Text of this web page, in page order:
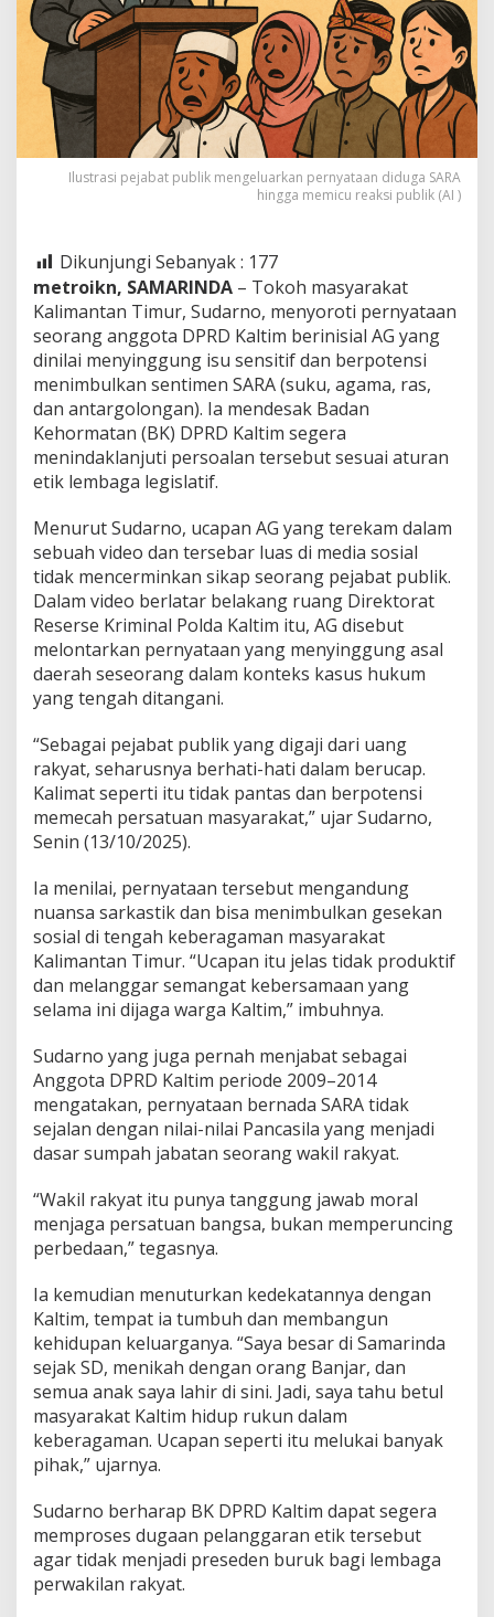
Ilustrasi pejabat publik mengeluarkan pernyataan diduga SARA
hingga memicu reaksi publik (AI )
Dikunjungi Sebanyak : 177
metroikn, SAMARINDA – Tokoh masyarakat
Kalimantan Timur, Sudarno, menyoroti pernyataan
seorang anggota DPRD Kaltim berinisial AG yang
dinilai menyinggung isu sensitif dan berpotensi
menimbulkan sentimen SARA (suku, agama, ras,
dan antargolongan). Ia mendesak Badan
Kehormatan (BK) DPRD Kaltim segera
menindaklanjuti persoalan tersebut sesuai aturan
etik lembaga legislatif.
Menurut Sudarno, ucapan AG yang terekam dalam
sebuah video dan tersebar luas di media sosial
tidak mencerminkan sikap seorang pejabat publik.
Dalam video berlatar belakang ruang Direktorat
Reserse Kriminal Polda Kaltim itu, AG disebut
melontarkan pernyataan yang menyinggung asal
daerah seseorang dalam konteks kasus hukum
yang tengah ditangani.
“Sebagai pejabat publik yang digaji dari uang
rakyat, seharusnya berhati-hati dalam berucap.
Kalimat seperti itu tidak pantas dan berpotensi
memecah persatuan masyarakat,” ujar Sudarno,
Senin (13/10/2025).
Ia menilai, pernyataan tersebut mengandung
nuansa sarkastik dan bisa menimbulkan gesekan
sosial di tengah keberagaman masyarakat
Kalimantan Timur. “Ucapan itu jelas tidak produktif
dan melanggar semangat kebersamaan yang
selama ini dijaga warga Kaltim,” imbuhnya.
Sudarno yang juga pernah menjabat sebagai
Anggota DPRD Kaltim periode 2009–2014
mengatakan, pernyataan bernada SARA tidak
sejalan dengan nilai-nilai Pancasila yang menjadi
dasar sumpah jabatan seorang wakil rakyat.
“Wakil rakyat itu punya tanggung jawab moral
menjaga persatuan bangsa, bukan memperuncing
perbedaan,” tegasnya.
Ia kemudian menuturkan kedekatannya dengan
Kaltim, tempat ia tumbuh dan membangun
kehidupan keluarganya. “Saya besar di Samarinda
sejak SD, menikah dengan orang Banjar, dan
semua anak saya lahir di sini. Jadi, saya tahu betul
masyarakat Kaltim hidup rukun dalam
keberagaman. Ucapan seperti itu melukai banyak
pihak,” ujarnya.
Sudarno berharap BK DPRD Kaltim dapat segera
memproses dugaan pelanggaran etik tersebut
agar tidak menjadi preseden buruk bagi lembaga
perwakilan rakyat.